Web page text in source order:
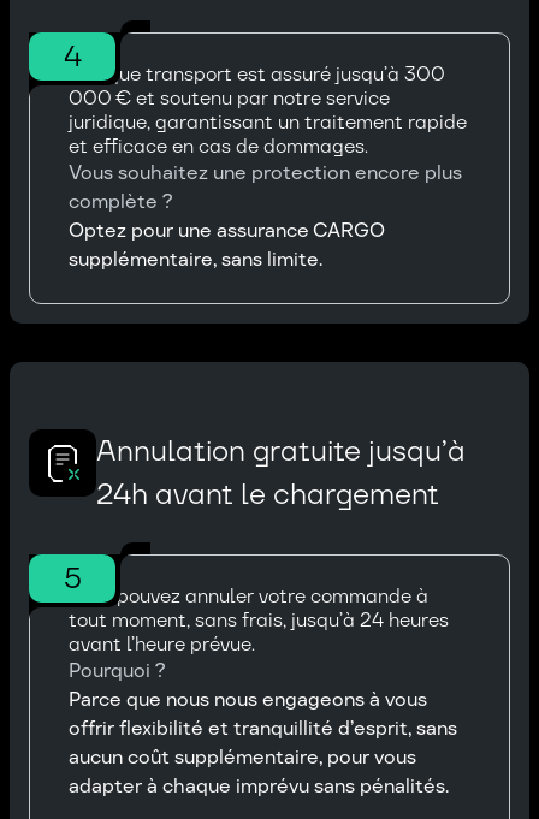
4Chaque transport est assuré jusqu’à 300
000 € et soutenu par notre service
juridique, garantissant un traitement rapide
et efficace en cas de dommages.
Vous souhaitez une protection encore plus
complète ?
Optez pour une assurance CARGO
supplémentaire, sans limite.
Annulation gratuite jusqu’à
24h avant le chargement
5
Vous pouvez annuler votre commande à
tout moment, sans frais, jusqu’à 24 heures
avant l’heure prévue.
Pourquoi ?
Parce que nous nous engageons à vous
offrir flexibilité et tranquillité d’esprit, sans
aucun coût supplémentaire, pour vous
adapter à chaque imprévu sans pénalités.